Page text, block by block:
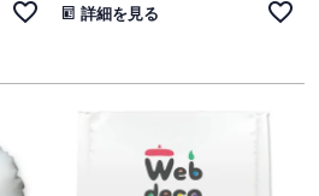
詳細を見る